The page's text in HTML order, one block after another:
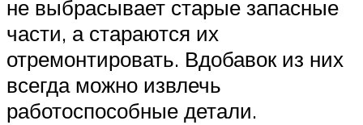
не выбрасывает старые запасные
части, а стараются их
отремонтировать. Вдобавок из них
всегда можно извлечь
работоспособные детали.